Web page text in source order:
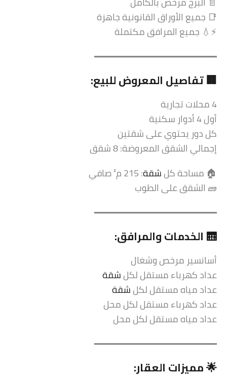
📑 جميع الأوراق القانونية جاهزة
⚡💧 جميع المرافق مكتملة
━━━━━━━━━━━━━━━━━━━━━━
🏢 تفاصيل المعروض للبيع:
4 محلات تجارية
أول 4 أدوار سكنية
كل دور يحتوي على شقتين
إجمالي الشقق المعروضة: 8 شقق
🏠 مساحة كلشقة: 215 م² صافي
🧱 الشقق على الطوب
━━━━━━━━━━━━━━━━━━━━━━
🛗 الخدمات والمرافق:
أسانسير مرخص وشغال
عداد كهرباء مستقل لكلشقة
عداد مياه مستقل لكلشقة
عداد كهرباء مستقل لكل محل
عداد مياه مستقل لكل محل
━━━━━━━━━━━━━━━━━━━━━━
🌟 مميزات العقار: